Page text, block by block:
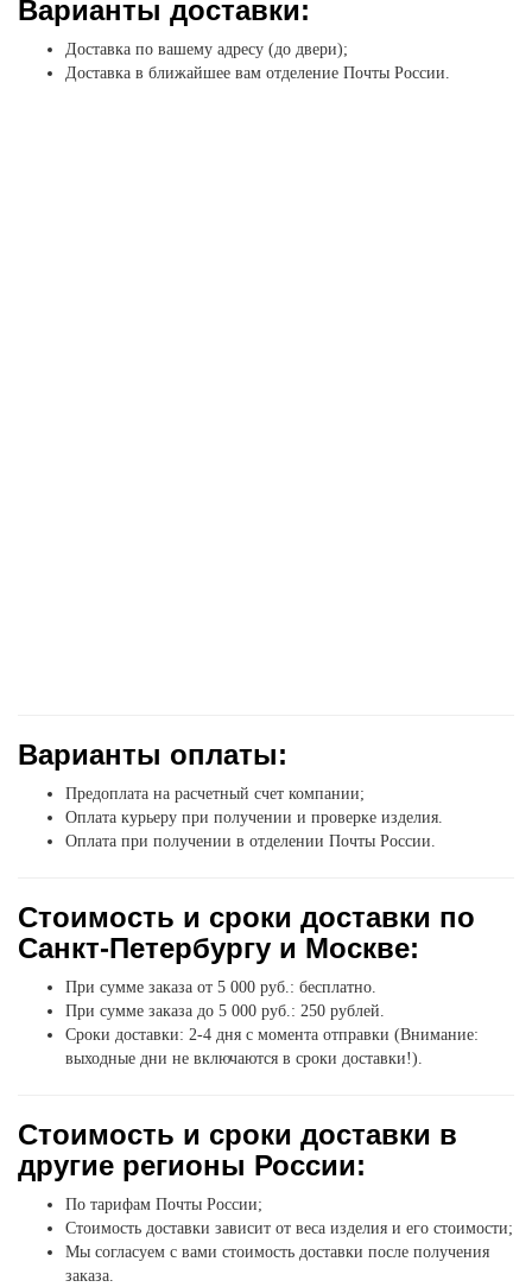
Варианты доставки:
Доставка по вашему адресу (до двери);
Доставка в ближайшее вам отделение Почты России.
Варианты оплаты:
Предоплата на расчетный счет компании;
Оплата курьеру при получении и проверке изделия.
Оплата при получении в отделении Почты России.
Стоимость и сроки доставки по
Санкт-Петербургу и Москве:
При сумме заказа от 5 000 руб.: бесплатно.
При сумме заказа до 5 000 руб.: 250 рублей.
Сроки доставки: 2-4 дня с момента отправки (Внимание:
выходные дни не включаются в сроки доставки!).
Стоимость и сроки доставки в
другие регионы России:
По тарифам Почты России;
Стоимость доставки зависит от веса изделия и его стоимости;
Мы согласуем с вами стоимость доставки после получения
заказа.